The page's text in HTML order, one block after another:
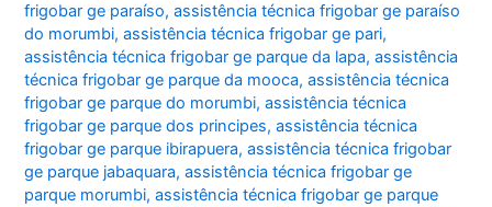
frigobar ge paraíso,assistência técnica frigobar ge paraíso
do morumbi,assistência técnica frigobar ge pari,
assistência técnica frigobar ge parque da lapa,assistência
técnica frigobar ge parque da mooca,assistência técnica
frigobar ge parque do morumbi,assistência técnica
frigobar ge parque dos principes,assistência técnica
frigobar ge parque ibirapuera,assistência técnica frigobar
ge parque jabaquara,assistência técnica frigobar ge
parque morumbi,assistência técnica frigobar ge parque